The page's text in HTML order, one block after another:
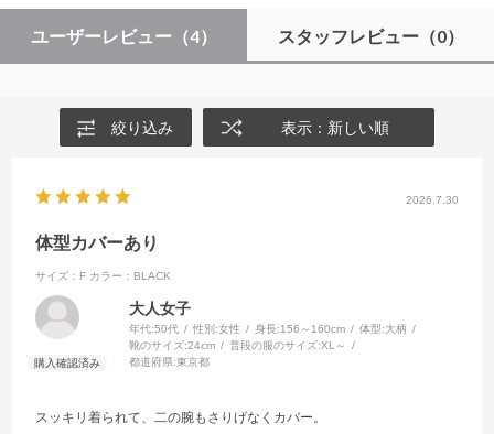
ユーザーレビュー （4） スタッフレビュー（0）
絞り込み 表示：新しい順
2026.7.30
体型カバーあり
サイズ：F カラー：BLACK
大人女子
年代:50代 性別:女性 身長:156～160cm 体型:大柄
靴のサイズ:24cm 普段の服のサイズ:XL～
都道府県:東京都
スッキリ着られて、二の腕もさりげなくカバー。